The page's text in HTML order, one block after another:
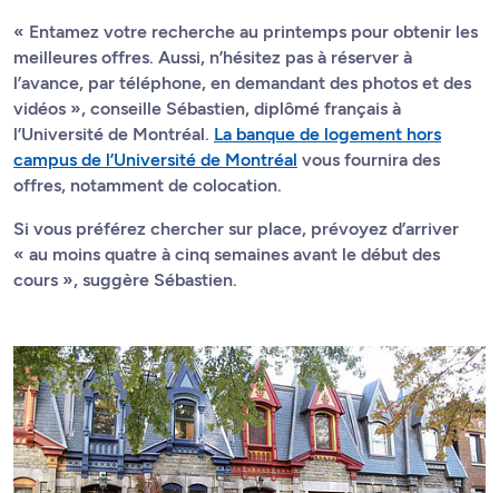
« Entamez votre recherche au printemps pour obtenir les
meilleures offres. Aussi, n’hésitez pas à réserver à
l’avance, par téléphone, en demandant des photos et des
vidéos », conseille Sébastien, diplômé français à
l’Université de Montréal. La banque de logement hors
campus de l’Université de Montréal vous fournira des
offres, notamment de colocation.
Si vous préférez chercher sur place, prévoyez d’arriver
« au moins quatre à cinq semaines avant le début des
cours », suggère Sébastien.